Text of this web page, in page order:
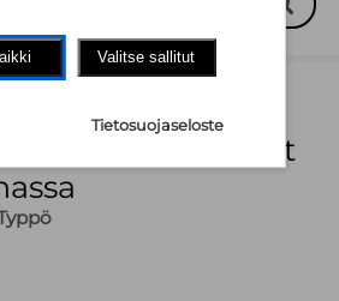
tienviittoina :
menetelmät
Valitse sallitut
Tietosuojaseloste